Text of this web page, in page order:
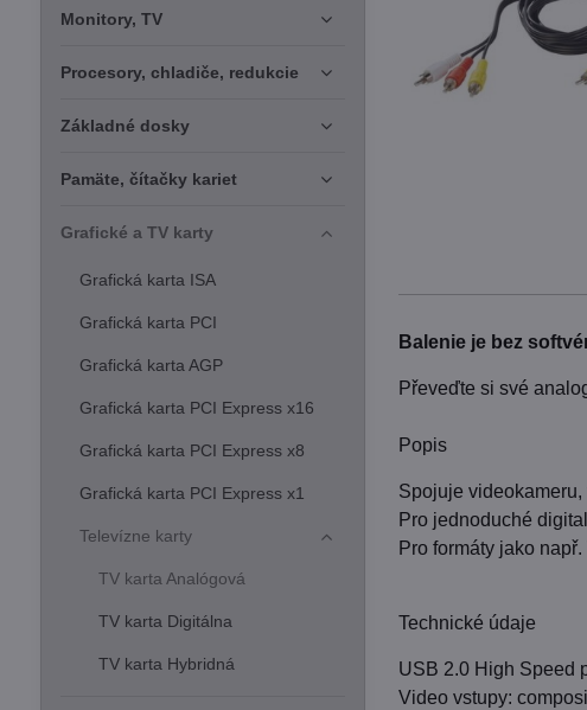
Balenie je bez
Převeďte si své
Popis
Spojuje
Pro jednoduché
Pro formáty jako
Technické údaje
USB 2.0 High Speed
Video vstupy:
Monitory, TV
Procesory, chladiče, redukcie
Základné dosky
Pamäte, čítačky kariet
Grafické a TV karty
Grafická karta ISA
Grafická karta PCI
Grafická karta AGP
Grafická karta PCI Express x16
Grafická karta PCI Express x8
Grafická karta PCI Express x1
Televízne karty
TV karta Analógová
TV karta Digitálna
TV karta Hybridná